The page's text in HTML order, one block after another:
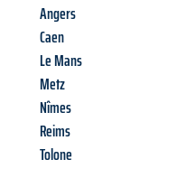
Angers
Caen
Le Mans
Metz
Nîmes
Reims
Tolone